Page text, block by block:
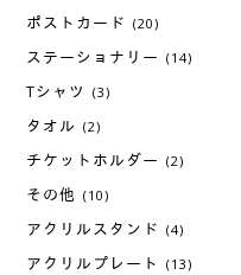
ポストカード (20)
ステーショナリー (14)
Tシャツ (3)
タオル (2)
チケットホルダー (2)
その他 (10)
アクリルスタンド (4)
アクリルプレート (13)